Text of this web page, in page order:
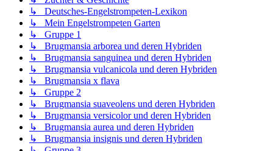
↳ Deutsches-Engelstrompeten-Lexikon
↳ Mein Engelstrompeten Garten
↳ Gruppe 1
↳ Brugmansia arborea und deren Hybriden
↳ Brugmansia sanguinea und deren Hybriden
↳ Brugmansia vulcanicola und deren Hybriden
↳ Brugmansia x flava
↳ Gruppe 2
↳ Brugmansia suaveolens und deren Hybriden
↳ Brugmansia versicolor und deren Hybriden
↳ Brugmansia aurea und deren Hybriden
↳ Brugmansia insignis und deren Hybriden